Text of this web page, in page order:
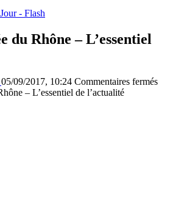
- Flash
du Rhône – L’essentiel
05/09/2017, 10:24 Commentaires fermés
– L’essentiel de l’actualité